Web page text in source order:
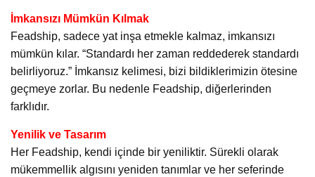
İmkansızı Mümkün Kılmak
Feadship, sadece yat inşa etmekle kalmaz, imkansızı
mümkün kılar. “Standardı her zaman reddederek standardı
belirliyoruz.” İmkansız kelimesi, bizi bildiklerimizin ötesine
geçmeye zorlar. Bu nedenle Feadship, diğerlerinden
farklıdır.
Yenilik ve Tasarım
Her Feadship, kendi içinde bir yeniliktir. Sürekli olarak
mükemmellik algısını yeniden tanımlar ve her seferinde